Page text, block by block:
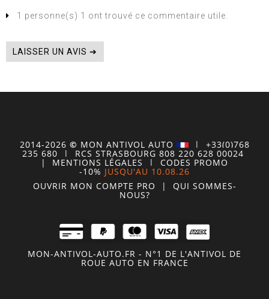
1 personne(s) 1 ont trouvé ce commentaire utile.
LAISSER UN AVIS ➔
2014-2026 © MON ANTIVOL AUTO | +33(0)768
235 680 | RCS STRASBOURG 808 220 628 00024
| MENTIONS LÉGALES | CODES PROMO
-10% JUSQU'AU 10.08.26
OUVRIR MON COMPTE PRO | QUI SOMMES-
NOUS?
MON-ANTIVOL-AUTO.FR - N°1 DE L'ANTIVOL DE
ROUE AUTO EN FRANCE